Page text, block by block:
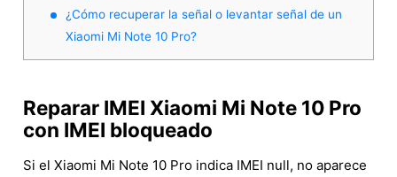
¿Cómo recuperar la señal o levantar señal de un
Xiaomi Mi Note 10 Pro?
Reparar IMEI Xiaomi Mi Note 10 Pro
con IMEI bloqueado
Si el Xiaomi Mi Note 10 Pro indica IMEI null, no aparece